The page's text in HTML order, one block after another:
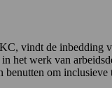
vindt de inbedding
het werk van
om inclusieve